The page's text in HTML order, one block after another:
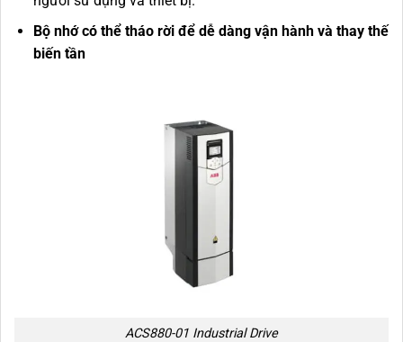
Bộ nhớ có thể tháo rời để dễ dàng vận hành và thay thế
biến tần
ACS880-01 Industrial Drive